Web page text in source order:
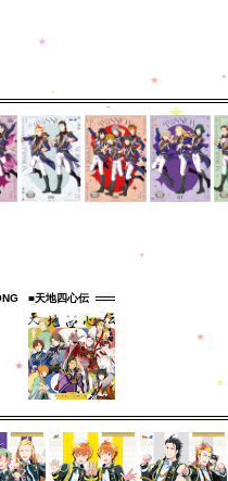
■天地四心伝